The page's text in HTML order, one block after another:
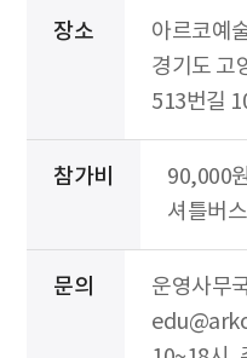
장소
아르코예
경기도 고
513번길
참가비
90,000
셔틀버
문의
운영사무